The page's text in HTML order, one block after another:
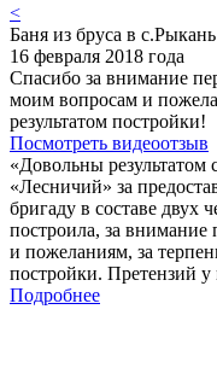
<
Баня из бруса в
16 февраля 2018 года
Спасибо за внимание
моим вопросам и
результатом постройки!
Посмотреть видеоотзыв
«Довольны результатом
«Лесничий» за
бригаду в составе двух
построила, за
и пожеланиям, за
постройки. Претензий
Подробнее